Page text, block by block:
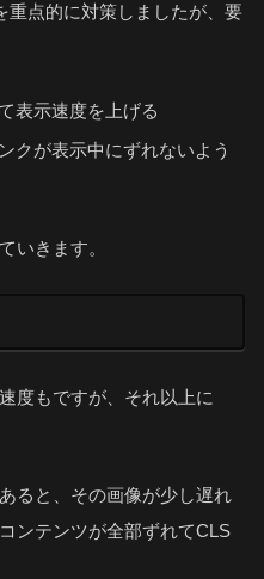
重点的に対策しましたが、要
表示速度を上げる
クが表示中にずれないよう
いきます。
度もですが、それ以上に
ると、その画像が少し遅れ
ンテンツが全部ずれてCLS